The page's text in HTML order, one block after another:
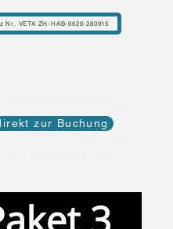
Nr. VETA ZH-HAB-0626-280915
zur Buchung